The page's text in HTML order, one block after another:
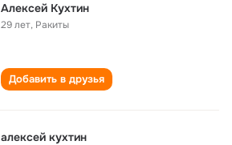
Алексей Кухтин
29 лет, Ракиты
Добавить в друзья
алексей кухтин